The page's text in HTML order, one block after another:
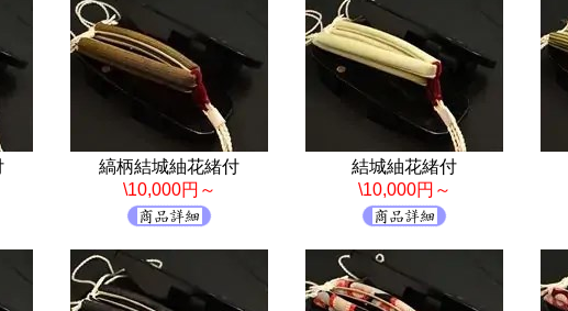
縞柄結城紬花緒付
\10,000円～
結城紬花緒付
\10,000円～